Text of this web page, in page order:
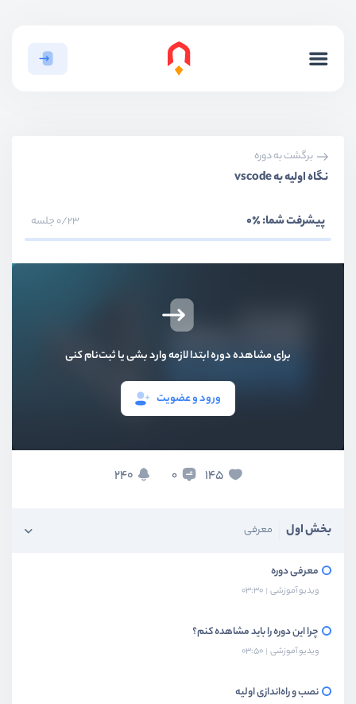
برگشت به دوره
نگاه اولیه به vscode
پیشرفت شما:٪0 0/23 جلسه
برای مشاهده دوره ابتدا لازمه وارد بشی یا ثبت‌نام کنی
ورود و عضویت
145
0
240
بخش اول معرفی
معرفی دوره
ویدیو آموزشی 03:30
چرا این دوره را باید مشاهده کنم؟
ویدیو آموزشی 03:50
نصب و راه‌اندازی اولیه